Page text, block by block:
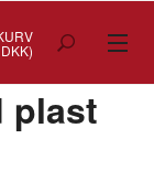
plast